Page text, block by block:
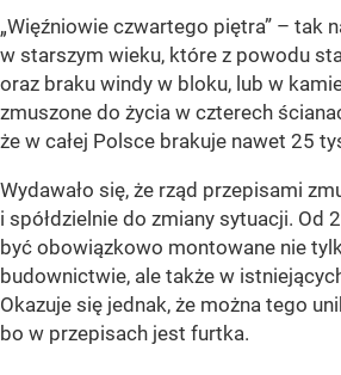
„Więźniowie czwartego piętra” – tak
w starszym wieku, które z powodu
oraz braku windy w bloku, lub w
zmuszone do życia w czterech
że w całej Polsce brakuje nawet 25
Wydawało się, że rząd przepisami
i spółdzielnie do zmiany sytuacji. Od
być obowiązkowo montowane nie
budownictwie, ale także w
Okazuje się jednak, że można tego
bo w przepisach jest furtka.